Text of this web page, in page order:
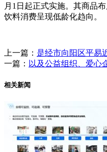
月1日起正式实施。其商品
饮料消费呈现低龄化趋向。
上一篇： 是经市向阳区平易
一篇： 以及公益组织、爱心
相关新闻